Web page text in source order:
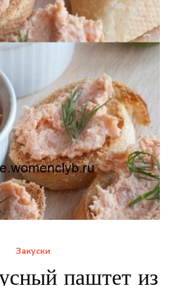
Закуски
паштет из